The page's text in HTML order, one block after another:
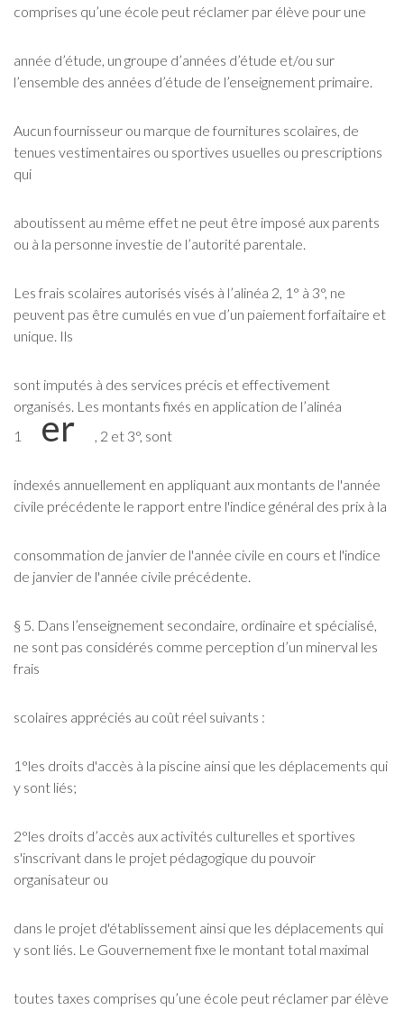
comprises qu’une école peut réclamer par élève pour une
année d’étude, un groupe d’années d’étude et/ou sur
l’ensemble des années d’étude de l’enseignement primaire.
Aucun fournisseur ou marque de fournitures scolaires, de
tenues vestimentaires ou sportives usuelles ou prescriptions
qui
aboutissent au même effet ne peut être imposé aux parents
ou à la personne investie de l’autorité parentale.
Les frais scolaires autorisés visés à l’alinéa 2, 1° à 3°, ne
peuvent pas être cumulés en vue d’un paiement forfaitaire et
unique. Ils
sont imputés à des services précis et effectivement
organisés. Les montants fixés en application de l’alinéa
1
er , 2 et 3°, sont
indexés annuellement en appliquant aux montants de l'année
civile précédente le rapport entre l'indice général des prix à la
consommation de janvier de l'année civile en cours et l'indice
de janvier de l'année civile précédente.
§ 5. Dans l’enseignement secondaire, ordinaire et spécialisé,
ne sont pas considérés comme perception d’un minerval les
frais
scolaires appréciés au coût réel suivants :
1°les droits d'accès à la piscine ainsi que les déplacements qui
y sont liés;
2°les droits d’accès aux activités culturelles et sportives
s'inscrivant dans le projet pédagogique du pouvoir
organisateur ou
dans le projet d'établissement ainsi que les déplacements qui
y sont liés. Le Gouvernement fixe le montant total maximal
toutes taxes comprises qu’une école peut réclamer par élève